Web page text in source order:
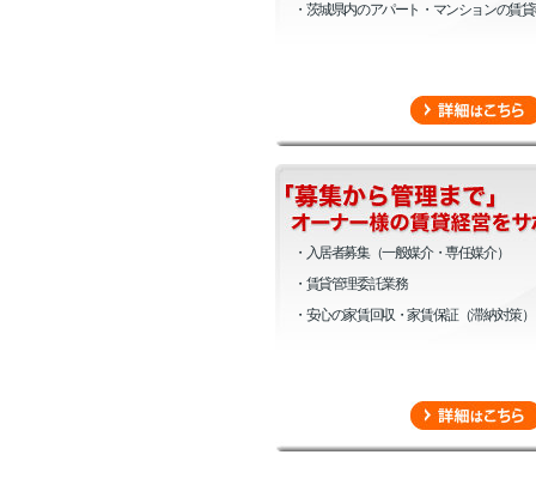
・茨城県内のアパート・マンションの賃
・入居者募集（一般媒介・専任媒介）
・賃貸管理委託業務
・安心の家賃回収・家賃保証（滞納対策）